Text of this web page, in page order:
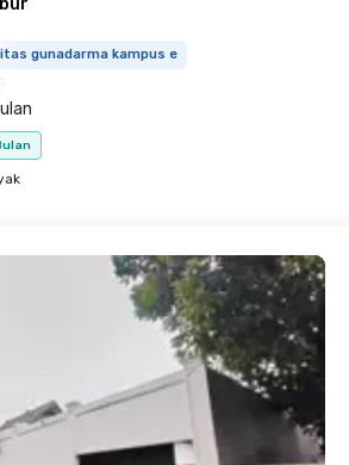
gunadarma kampus e